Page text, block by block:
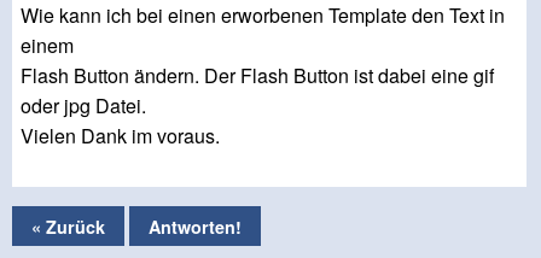
Wie kann ich bei einen erworbenen Template den Text in
einem
Flash Button ändern. Der Flash Button ist dabei eine gif
oder jpg Datei.
Vielen Dank im voraus.
« Zurück Antworten!